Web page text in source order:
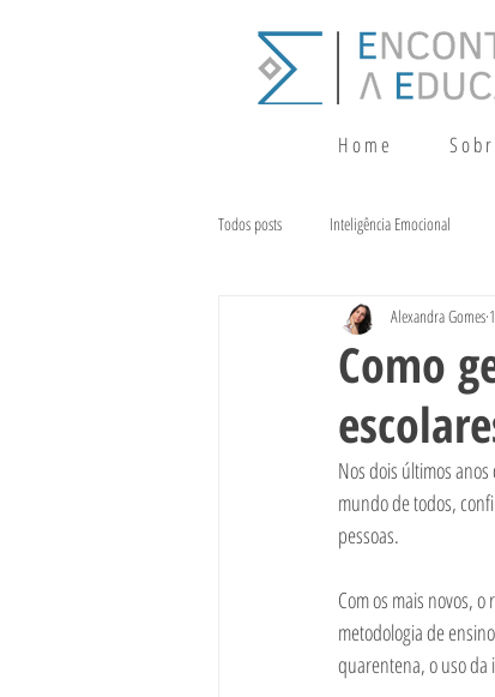
H o m e S o b
Todos posts Inteligência Emocional
Terapia da Fala
Como
Alexandra Gomes
Nos dois últimos
mundo de todos,
pessoas.
Com os mais novos,
metodologia de
quarentena, o uso da